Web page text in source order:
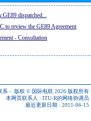
dispatched...
to review the GE89 Agreement
- Consultation
系 - 版权 © 国际电联 2026 版权所有
本网页联系人 : ITU-R的网络协调员
最近更新日期 : 2011-06-15